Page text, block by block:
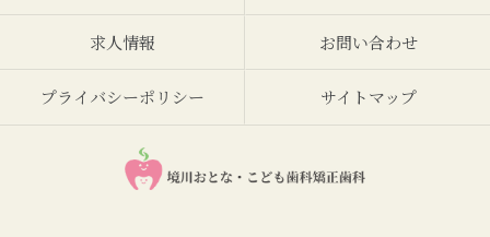
求人情報 お問い合わせ
プライバシーポリシー サイトマップ